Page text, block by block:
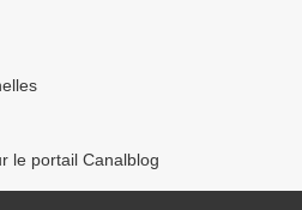
le portail Canalblog